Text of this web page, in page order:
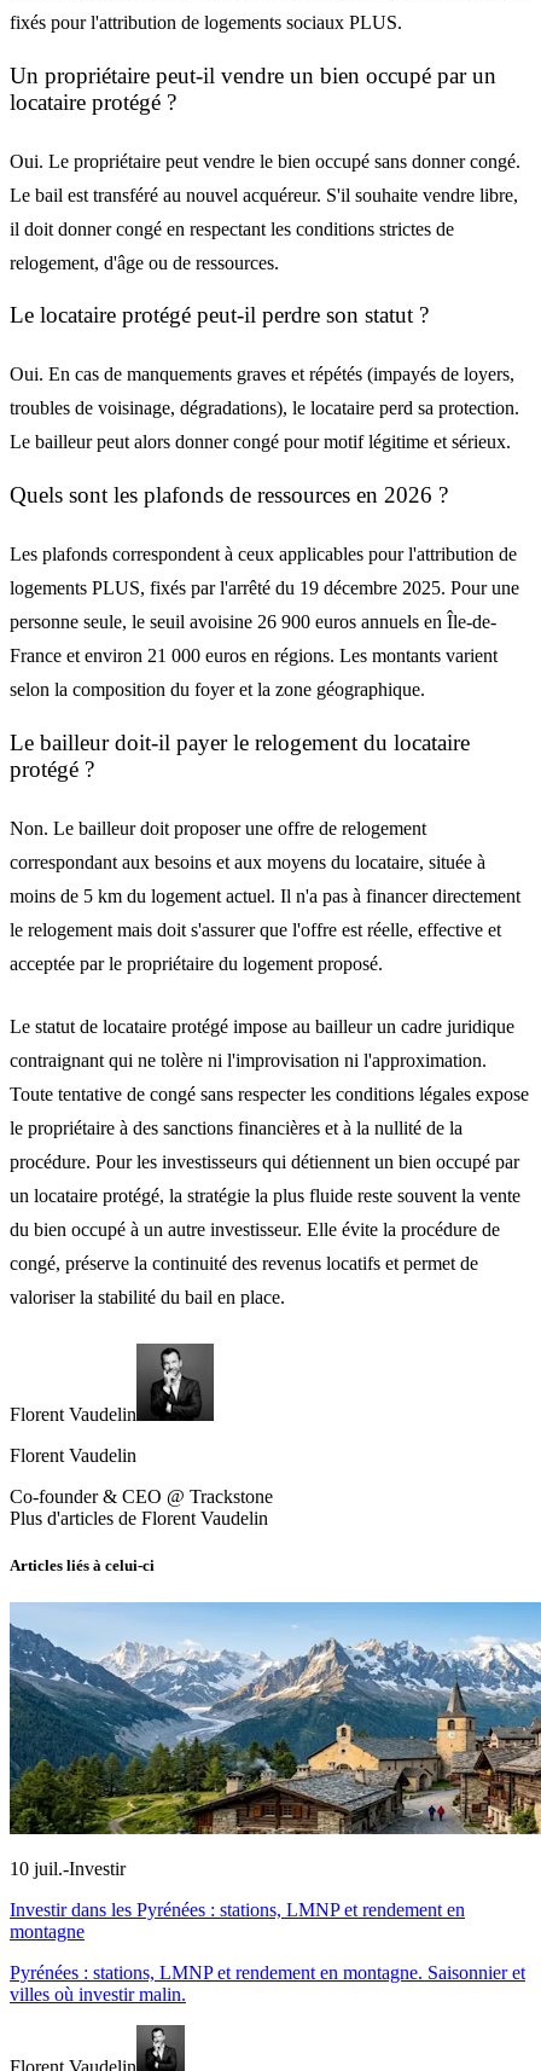
fixés pour l'attribution de logements sociaux PLUS.
Un propriétaire peut-il vendre un bien occupé par un
locataire protégé ?
Oui. Le propriétaire peut vendre le bien occupé sans donner congé.
Le bail est transféré au nouvel acquéreur. S'il souhaite vendre libre,
il doit donner congé en respectant les conditions strictes de
relogement, d'âge ou de ressources.
Le locataire protégé peut-il perdre son statut ?
Oui. En cas de manquements graves et répétés (impayés de loyers,
troubles de voisinage, dégradations), le locataire perd sa protection.
Le bailleur peut alors donner congé pour motif légitime et sérieux.
Quels sont les plafonds de ressources en 2026 ?
Les plafonds correspondent à ceux applicables pour l'attribution de
logements PLUS, fixés par l'arrêté du 19 décembre 2025. Pour une
personne seule, le seuil avoisine 26 900 euros annuels en Île-de-
France et environ 21 000 euros en régions. Les montants varient
selon la composition du foyer et la zone géographique.
Le bailleur doit-il payer le relogement du locataire
protégé ?
Non. Le bailleur doit proposer une offre de relogement
correspondant aux besoins et aux moyens du locataire, située à
moins de 5 km du logement actuel. Il n'a pas à financer directement
le relogement mais doit s'assurer que l'offre est réelle, effective et
acceptée par le propriétaire du logement proposé.
Le statut de locataire protégé impose au bailleur un cadre juridique
contraignant qui ne tolère ni l'improvisation ni l'approximation.
Toute tentative de congé sans respecter les conditions légales expose
le propriétaire à des sanctions financières et à la nullité de la
procédure. Pour les investisseurs qui détiennent un bien occupé par
un locataire protégé, la stratégie la plus fluide reste souvent la vente
du bien occupé à un autre investisseur. Elle évite la procédure de
congé, préserve la continuité des revenus locatifs et permet de
valoriser la stabilité du bail en place.
Florent Vaudelin
Florent Vaudelin
Co-founder & CEO @ Trackstone
Plus d'articles de Florent Vaudelin
Articles liés à celui-ci
10 juil.-Investir
Investir dans les Pyrénées : stations, LMNP et rendement en
montagne
Pyrénées : stations, LMNP et rendement en montagne. Saisonnier et
villes où investir malin.
Florent Vaudelin